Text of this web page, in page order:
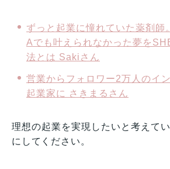
ずっと起業に憧れていた薬剤師
Aでも叶えられなかった夢を
法とは Sakiさん
営業からフォロワー2万人のイ
起業家に さきまるさん
理想の起業を実現したいと考えて
にしてください。